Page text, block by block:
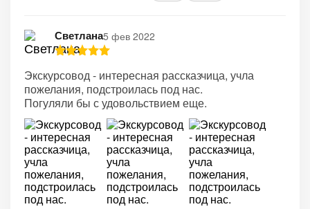
Светлана5 фев 2022
Экскурсовод - интересная рассказчица, учла
пожелания, подстроилась под нас.
Погуляли бы с удовольствием еще.